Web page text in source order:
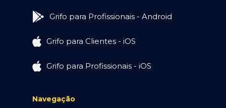
Grifo para Profissionais - Android
Grifo para Clientes - iOS
Grifo para Profissionais - iOS
Navegação